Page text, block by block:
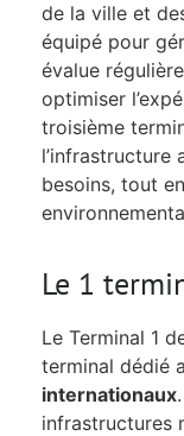
de la ville et
équipé pour
évalue
optimiser
troisième
l’infrastructure
besoins, tout
Le 1
Le Terminal 1
terminal dédié
internationaux
infrastructures